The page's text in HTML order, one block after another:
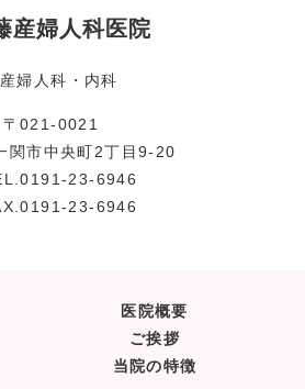
産婦人科医院
産婦人科・内科
〒021-0021
関市中央町2丁目9-20
0191-23-6946
23-6946
医院概要
ご挨拶
当院の特徴